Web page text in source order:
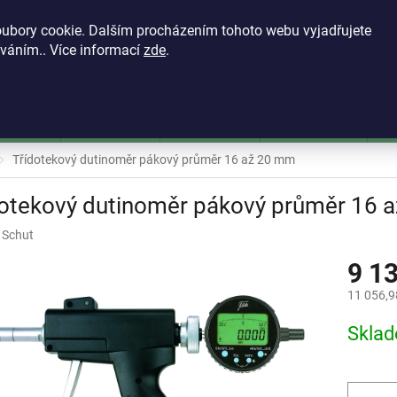
cookie. Dalším procházením tohoto webu vyjadřujete
Více informací zde.
Třídotekový dutinoměr pákový průměr 16 až 20 mm
dutinoměr pákový průměr 16
Schut
9
11
cena: